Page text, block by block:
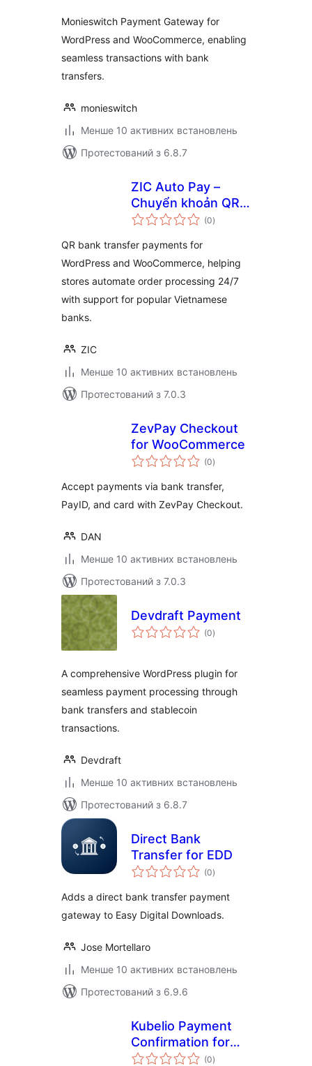
Monieswitch Payment Gateway for
WordPress and WooCommerce, enabling
seamless transactions with bank
transfers.
monieswitch
Менше 10 активних встановлень
Протестований з 6.8.7
ZIC Auto Pay –
Chuyển khoản QR,
xử lý đơn hàng tự
WooCommerce
(0загальний
рейтинг
)
QR bank transfer payments for
WordPress and WooCommerce, helping
stores automate order processing 24/7
with support for popular Vietnamese
banks.
ZIC
Менше 10 активних встановлень
Протестований з 7.0.3
ZevPay Checkout
for WooCommerce
(0загальний
рейтинг
)
Accept payments via bank transfer,
PayID, and card with ZevPay Checkout.
DAN
Менше 10 активних встановлень
Протестований з 7.0.3
Devdraft Payment
(0загальний
рейтинг
)
A comprehensive WordPress plugin for
seamless payment processing through
bank transfers and stablecoin
transactions.
Devdraft
Менше 10 активних встановлень
Протестований з 6.8.7
Direct Bank
Transfer for EDD
(0загальний
рейтинг
)
Adds a direct bank transfer payment
gateway to Easy Digital Downloads.
Jose Mortellaro
Менше 10 активних встановлень
Протестований з 6.9.6
Kubelio Payment
Confirmation for
WooCommerce
(0загальний
рейтинг
)